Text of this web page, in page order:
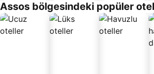
oteller
Apart
Daire
Assos bölgesindeki popüler